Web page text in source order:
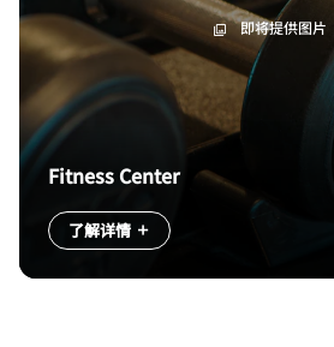
即将提供图片
Fitness Center
了解详情